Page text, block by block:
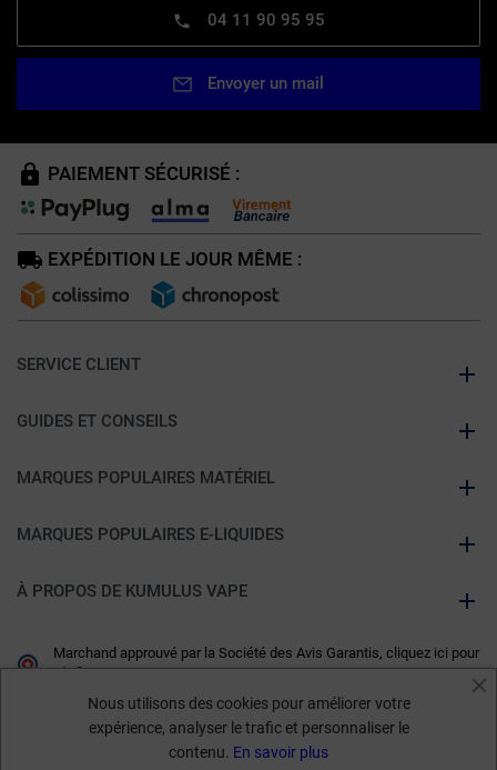
04 11 90 95 95
Envoyer un mail
PAIEMENT SÉCURISÉ :
EXPÉDITION LE JOUR MÊME :
SERVICE CLIENT
GUIDES ET CONSEILS
MARQUES POPULAIRES MATÉRIEL
MARQUES POPULAIRES E-LIQUIDES
À PROPOS DE KUMULUS VAPE
Marchand approuvé par la Société des Avis Garantis, cliquez ici pour
vérifier.
Nous utilisons des cookies pour améliorer votre
expérience, analyser le trafic et personnaliser le
contenu. En savoir plus